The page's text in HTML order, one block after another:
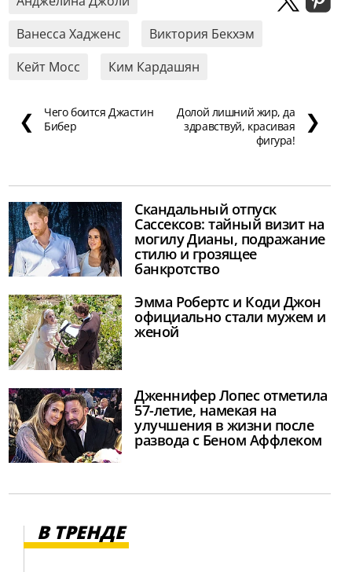
Ванесса Хадженс
Виктория Бекхэм
Кейт Мосс
Ким Кардашян
❮
Чего боится Джастин
Бибер
Долой лишний жир, да
здравствуй, красивая
фигура!
❯
Скандальный отпуск
Сассексов: тайный визит на
могилу Дианы, подражание
стилю и грозящее
банкротство
Эмма Робертс и Коди Джон
официально стали мужем и
женой
Дженнифер Лопес отметила
57-летие, намекая на
улучшения в жизни после
развода с Беном Аффлеком
В ТРЕНДЕ